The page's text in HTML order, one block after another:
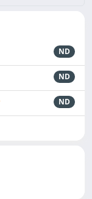
ND
ND
ND